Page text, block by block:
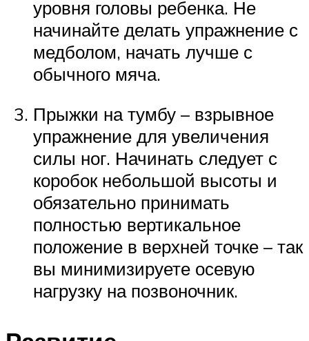
уровня головы ребенка. Не
начинайте делать упражнение с
медболом, начать лучше с
обычного мяча.
Прыжки на тумбу – взрывное
упражнение для увеличения
силы ног. Начинать следует с
коробок небольшой высоты и
обязательно принимать
полностью вертикальное
положение в верхней точке – так
вы минимизируете осевую
нагрузку на позвоночник.